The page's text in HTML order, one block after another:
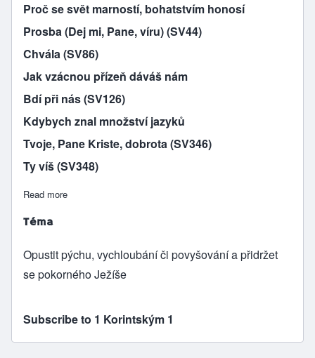
Proč se svět marností, bohatstvím honosí
Prosba (Dej mi, Pane, víru) (SV44)
Chvála (SV86)
Jak vzácnou přízeň dáváš nám
Bdí při nás (SV126)
Kdybych znal množství jazyků
Tvoje, Pane Kriste, dobrota (SV346)
Ty víš (SV348)
Read more
Téma
Opustit pýchu, vychloubání či povyšování a přidržet
se pokorného Ježíše
Subscribe to 1 Korintským 1